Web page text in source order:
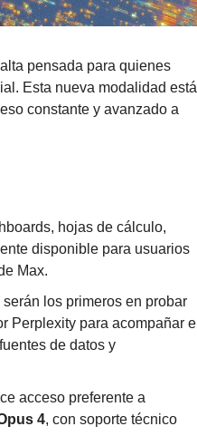
pensada para quienes
Esta nueva modalidad está
constante y avanzado a
hojas de cálculo,
disponible para usuarios
Max.
los primeros en probar
Perplexity para acompañar el
de datos y
acceso preferente a
4, con soporte técnico